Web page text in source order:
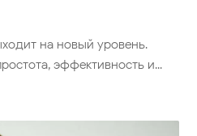
на новый уровень.
эффективность и...